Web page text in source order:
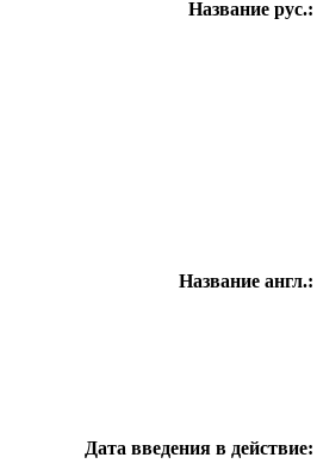
Название рус.:
Название англ.:
Дата введения в действие: